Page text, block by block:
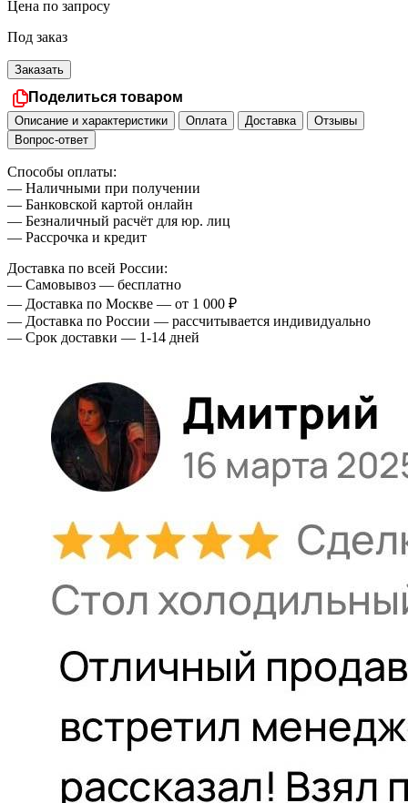
Цена по запросу
Под заказ
Заказать
Поделиться товаром
Описание и характеристики Оплата Доставка
Отзывы
Вопрос-ответ
Способы оплаты:
— Наличными при получении
— Банковской картой онлайн
— Безналичный расчёт для юр. лиц
— Рассрочка и кредит
Доставка по всей России:
— Самовывоз — бесплатно
— Доставка по Москве — от 1 000 ₽
— Доставка по России — рассчитывается индивидуально
— Срок доставки — 1-14 дней